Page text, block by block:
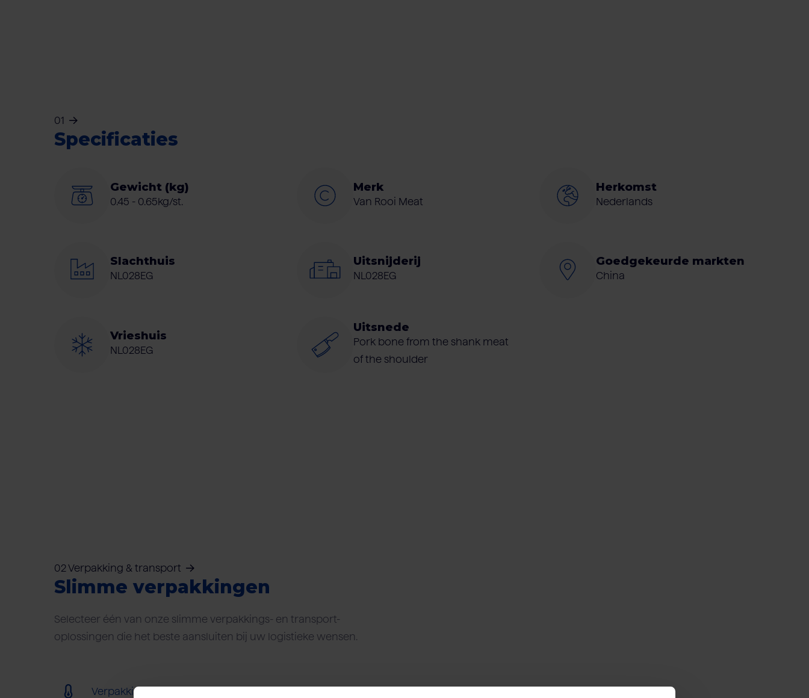
01
Specificaties
Gewicht (kg)
0.45 - 0.65kg/st.
Merk
Van Rooi Meat
Herkomst
Nederlands
Slachthuis
NL028EG
Uitsnijderij
NL028EG
Goedgekeurde markten
China
Vrieshuis
NL028EG
Uitsnede
Pork bone from the shank meat
of the shoulder
02 Verpakking & transport
Slimme verpakkingen
Selecteer één van onze slimme verpakkings- en transport-
oplossingen die het beste aansluiten bij uw logistieke wensen.
Verpakking (bevroren) (< 18ºC)